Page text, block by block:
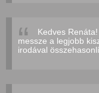
Kedves
messze a legjobb
irodával